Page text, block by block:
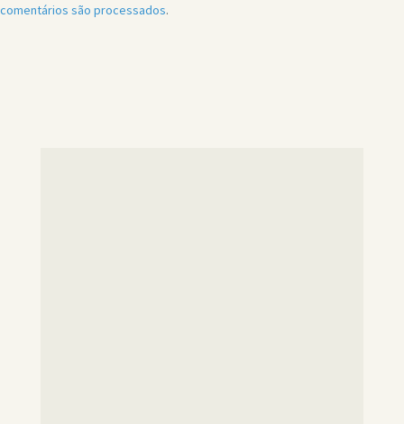
comentários são processados.